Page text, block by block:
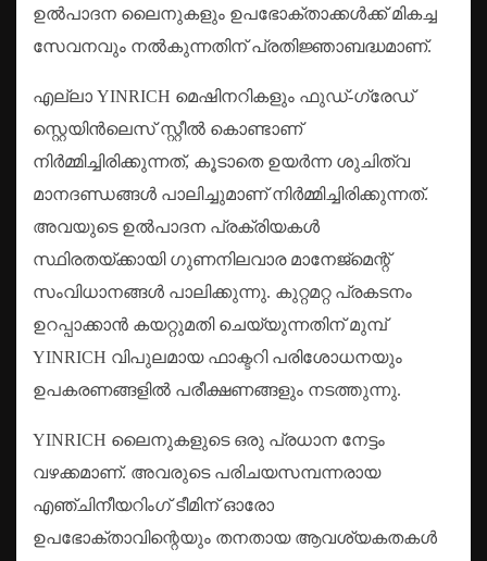
ഉൽ‌പാദന ലൈനുകളും ഉപഭോക്താക്കൾക്ക് മികച്ച
സേവനവും നൽകുന്നതിന് പ്രതിജ്ഞാബദ്ധമാണ്.
എല്ലാ YINRICH മെഷിനറികളും ഫുഡ്-ഗ്രേഡ്
സ്റ്റെയിൻലെസ് സ്റ്റീൽ കൊണ്ടാണ്
നിർമ്മിച്ചിരിക്കുന്നത്, കൂടാതെ ഉയർന്ന ശുചിത്വ
മാനദണ്ഡങ്ങൾ പാലിച്ചുമാണ് നിർമ്മിച്ചിരിക്കുന്നത്.
അവയുടെ ഉൽ‌പാദന പ്രക്രിയകൾ
സ്ഥിരതയ്ക്കായി ഗുണനിലവാര മാനേജ്മെന്റ്
സംവിധാനങ്ങൾ പാലിക്കുന്നു. കുറ്റമറ്റ പ്രകടനം
ഉറപ്പാക്കാൻ കയറ്റുമതി ചെയ്യുന്നതിന് മുമ്പ്
YINRICH വിപുലമായ ഫാക്ടറി പരിശോധനയും
ഉപകരണങ്ങളിൽ പരീക്ഷണങ്ങളും നടത്തുന്നു.
YINRICH ലൈനുകളുടെ ഒരു പ്രധാന നേട്ടം
വഴക്കമാണ്. അവരുടെ പരിചയസമ്പന്നരായ
എഞ്ചിനീയറിംഗ് ടീമിന് ഓരോ
ഉപഭോക്താവിന്റെയും തനതായ ആവശ്യകതകൾ